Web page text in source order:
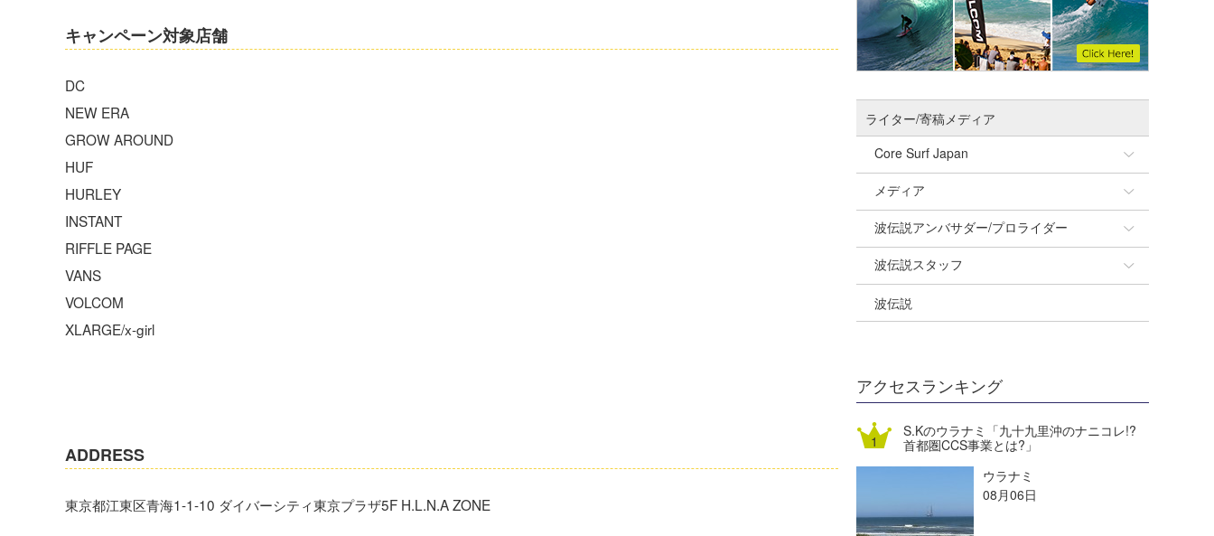
キャンペーン対象店舗
DC
NEW ERA
GROW AROUND
HUF
HURLEY
INSTANT
RIFFLE PAGE
VANS
VOLCOM
XLARGE/x-girl
ADDRESS
東京都江東区青海1-1-10 ダイバーシティ東京プラザ5F H.L.N.A ZONE
ライター/寄稿メディア
Core Surf Japan
Naoya Kimoto
mitsuteru Kamio
Yasunari Inoue
Yoshiyuki Obata
DELTA FORCE SURF
熊谷素子
メディア
SURFMEDIA
Colors MAGAZINE
WAVAL
波伝説アンバサダー/プロライダー
福島寿実子
中浦“JET”章
進士剛光
植村未来
大野”MAR”修聖
波伝説スタッフ
☆加藤
Aichan
ECE
H
波伝説
アクセスランキング
S.Kのウラナミ「九十九里沖のナニコレ!?
首都圏CCS事業とは?」
ウラナミ
08月06日